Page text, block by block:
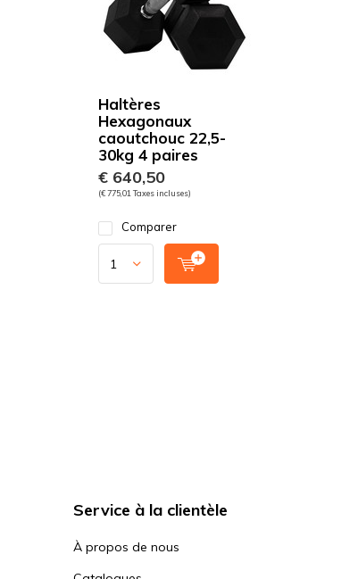
Haltères
Hexagonaux
caoutchouc 22,5-
30kg 4 paires
€ 640,50
(€ 775,01 Taxes incluses)
Comparer
Service à la clientèle
À propos de nous